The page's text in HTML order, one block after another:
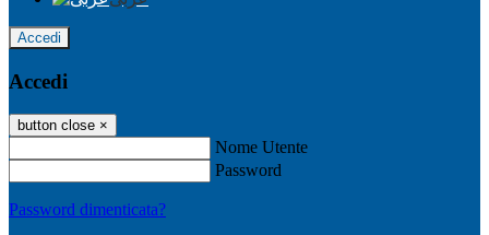
Accedi
Accedi
button close ×
Nome Utente
Password
Password dimenticata?